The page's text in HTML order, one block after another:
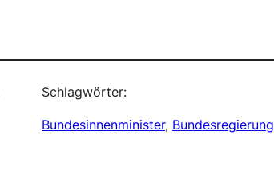
Schlagwörter:
Bundesinnenminister, Bundesregierung